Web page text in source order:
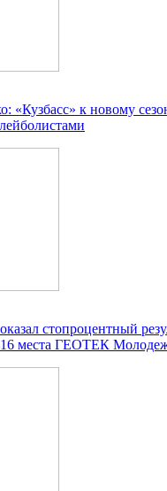
«Кузбасс» к новому
стопроцентный
места ГЕОТЕК